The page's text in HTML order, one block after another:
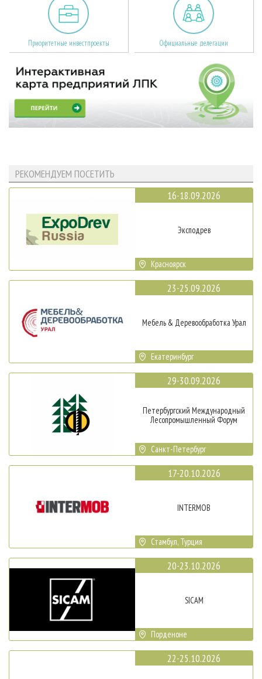
Приоритетные инвестпроекты Официальные делегации
РЕКОМЕНДУЕМ ПОСЕТИТЬ
16-18.09.2026
Эксподрев
Красноярск
23-25.09.2026
Мебель & Деревообработка Урал
Екатеринбург
29-30.09.2026
Петербургский Международный
Лесопромышленный Форум
Санкт-Петербург
17-20.10.2026
INTERMOB
Стамбул, Турция
20-23.10.2026
SICAM
Порденоне
22-25.10.2026